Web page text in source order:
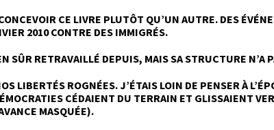
CE LIVRE PLUTÔT QU’UN AUTRE. DES
2010 CONTRE DES IMMIGRÉS.
SÛR RETRAVAILLÉ DEPUIS, MAIS SA STRUCTURE N’A
LIBERTÉS ROGNÉES. J’ÉTAIS LOIN DE PENSER À
CÉDAIENT DU TERRAIN ET GLISSAIENT
MASQUÉE).